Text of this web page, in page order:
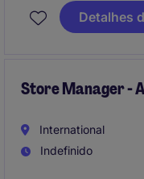
clientes corporate
de comércio
Detalhes
Store Manager -
International
Indefinido